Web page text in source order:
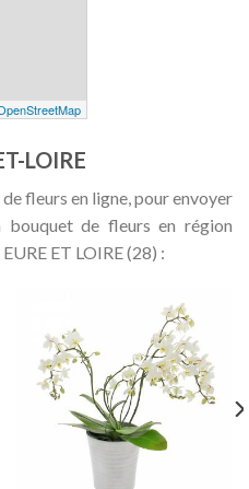
LOIRE
fleurs en ligne, pour envoyer
de fleurs en région
ET LOIRE (28) :